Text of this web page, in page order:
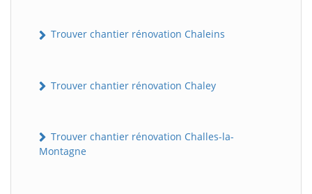
Trouver chantier rénovation Chaleins
Trouver chantier rénovation Chaley
Trouver chantier rénovation Challes-la-
Montagne